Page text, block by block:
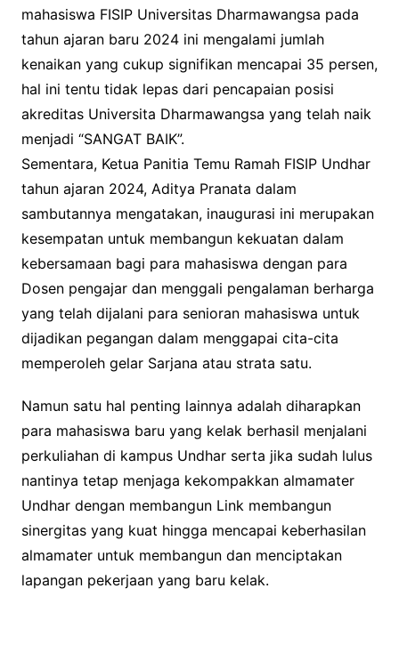
mahasiswa FISIP Universitas Dharmawangsa pada
tahun ajaran baru 2024 ini mengalami jumlah
kenaikan yang cukup signifikan mencapai 35 persen,
hal ini tentu tidak lepas dari pencapaian posisi
akreditas Universita Dharmawangsa yang telah naik
menjadi “SANGAT BAIK”.
Sementara, Ketua Panitia Temu Ramah FISIP Undhar
tahun ajaran 2024, Aditya Pranata dalam
sambutannya mengatakan, inaugurasi ini merupakan
kesempatan untuk membangun kekuatan dalam
kebersamaan bagi para mahasiswa dengan para
Dosen pengajar dan menggali pengalaman berharga
yang telah dijalani para senioran mahasiswa untuk
dijadikan pegangan dalam menggapai cita-cita
memperoleh gelar Sarjana atau strata satu.
Namun satu hal penting lainnya adalah diharapkan
para mahasiswa baru yang kelak berhasil menjalani
perkuliahan di kampus Undhar serta jika sudah lulus
nantinya tetap menjaga kekompakkan almamater
Undhar dengan membangun Link membangun
sinergitas yang kuat hingga mencapai keberhasilan
almamater untuk membangun dan menciptakan
lapangan pekerjaan yang baru kelak.